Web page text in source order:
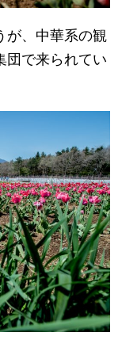
が、中華系の観
団で来られてい